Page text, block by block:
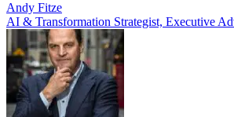
Andy Fitze
AI & Transformation Strategist, Executive